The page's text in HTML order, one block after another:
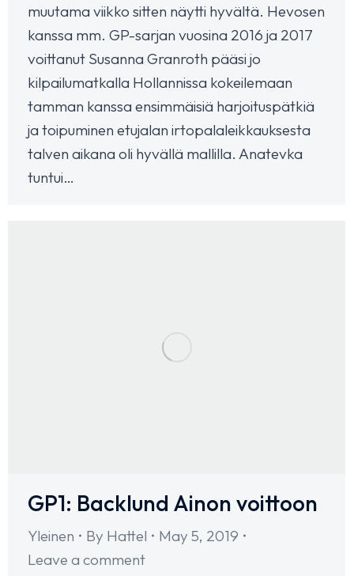
muutama viikko sitten näytti hyvältä. Hevosen
kanssa mm. GP-sarjan vuosina 2016 ja 2017
voittanut Susanna Granroth pääsi jo
kilpailumatkalla Hollannissa kokeilemaan
tamman kanssa ensimmäisiä harjoituspätkiä
ja toipuminen etujalan irtopalaleikkauksesta
talven aikana oli hyvällä mallilla. Anatevka
tuntui…
GP1: Backlund Ainon voittoon
Yleinen By Hattel
May 5, 2019
Leave a comment